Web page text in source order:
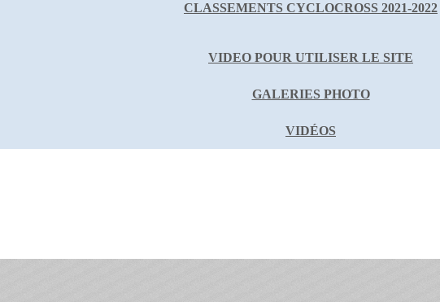
CLASSEMENTS CYCLOCROSS 2021-2022
VIDEO POUR UTILISER LE SITE
GALERIES PHOTO
VIDÉOS